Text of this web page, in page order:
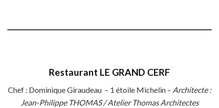
Restaurant LE GRAND CERF
Chef : Dominique Giraudeau – 1 étoile Michelin – Architecte :
Jean-Philippe THOMAS / Atelier Thomas Architectes